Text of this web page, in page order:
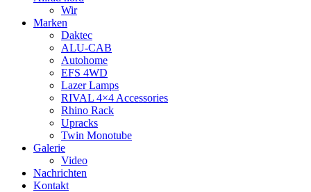
Wir
Marken
Daktec
ALU-CAB
Autohome
EFS 4WD
Lazer Lamps
RIVAL 4×4 Accessories
Rhino Rack
Upracks
Twin Monotube
Galerie
Video
Nachrichten
Kontakt